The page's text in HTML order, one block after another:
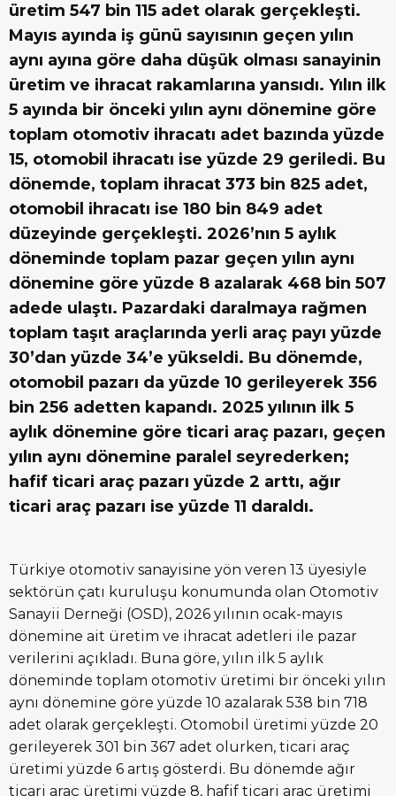
üretim 547 bin 115 adet olarak gerçekleşti.
Mayıs ayında iş günü sayısının geçen yılın
aynı ayına göre daha düşük olması sanayinin
üretim ve ihracat rakamlarına yansıdı. Yılın ilk
5 ayında bir önceki yılın aynı dönemine göre
toplam otomotiv ihracatı adet bazında yüzde
15, otomobil ihracatı ise yüzde 29 geriledi. Bu
dönemde, toplam ihracat 373 bin 825 adet,
otomobil ihracatı ise 180 bin 849 adet
düzeyinde gerçekleşti. 2026’nın 5 aylık
döneminde toplam pazar geçen yılın aynı
dönemine göre yüzde 8 azalarak 468 bin 507
adede ulaştı. Pazardaki daralmaya rağmen
toplam taşıt araçlarında yerli araç payı yüzde
30’dan yüzde 34’e yükseldi. Bu dönemde,
otomobil pazarı da yüzde 10 gerileyerek 356
bin 256 adetten kapandı. 2025 yılının ilk 5
aylık dönemine göre ticari araç pazarı, geçen
yılın aynı dönemine paralel seyrederken;
hafif ticari araç pazarı yüzde 2 arttı, ağır
ticari araç pazarı ise yüzde 11 daraldı.
Türkiye otomotiv sanayisine yön veren 13 üyesiyle
sektörün çatı kuruluşu konumunda olan Otomotiv
Sanayii Derneği (OSD), 2026 yılının ocak-mayıs
dönemine ait üretim ve ihracat adetleri ile pazar
verilerini açıkladı. Buna göre, yılın ilk 5 aylık
döneminde toplam otomotiv üretimi bir önceki yılın
aynı dönemine göre yüzde 10 azalarak 538 bin 718
adet olarak gerçekleşti. Otomobil üretimi yüzde 20
gerileyerek 301 bin 367 adet olurken, ticari araç
üretimi yüzde 6 artış gösterdi. Bu dönemde ağır
ticari araç üretimi yüzde 8, hafif ticari araç üretimi